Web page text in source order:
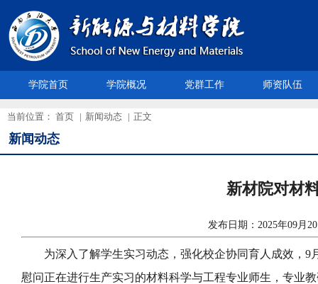
学院首页 学院概况 党群工作 师资队伍
当前位置： 首页 | 新闻动态 | 正文
新闻动态
新材院对材
发布日期：2025年09
为深入了解学生实习动态，强化校企协同育人成效，
慰问正在进行生产实习的材料科学与工程专业师生，专业